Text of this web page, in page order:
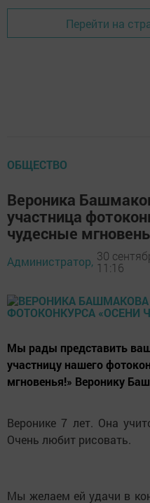
Перейти на
ОБЩЕСТВО
Вероника
участница
чудесные
Администратор, 30
11:16
Мы рады представить
участницу нашего
мгновенья!» Веронику
Веронике 7 лет. Она
Очень любит рисовать.
Мы желаем ей удачи в